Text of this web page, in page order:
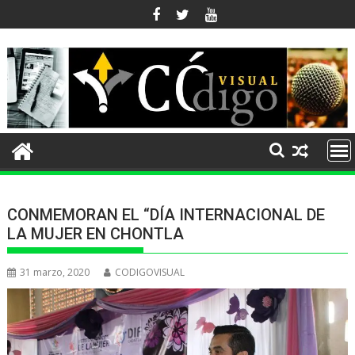
al
contenido
CONMEMORAN EL “DÍA INTERNACIONAL DE
LA MUJER EN CHONTLA
31 marzo, 2020 CODIGOVISUAL